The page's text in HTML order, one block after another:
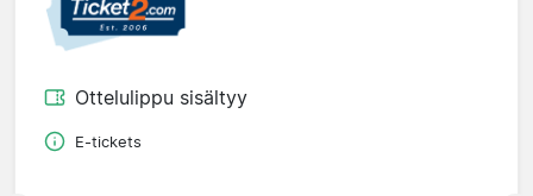
Ottelulippu sisältyy
E-tickets